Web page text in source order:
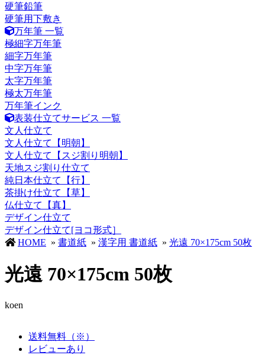
硬筆鉛筆
硬筆用下敷き
万年筆 一覧
極細字万年筆
細字万年筆
中字万年筆
太字万年筆
極太万年筆
万年筆インク
表装仕立てサービス 一覧
文人仕立て
文人仕立て【明朝】
文人仕立て【スジ割り明朝】
天地スジ割り仕立て
純日本仕立て【行】
茶掛け仕立て【草】
仏仕立て【真】
デザイン仕立て
デザイン仕立て[ヨコ形式］
HOME » 書道紙 » 漢字用 書道紙 » 光遠 70×175cm 50枚
光遠 70×175cm 50枚
koen
送料無料（※）
レビューあり